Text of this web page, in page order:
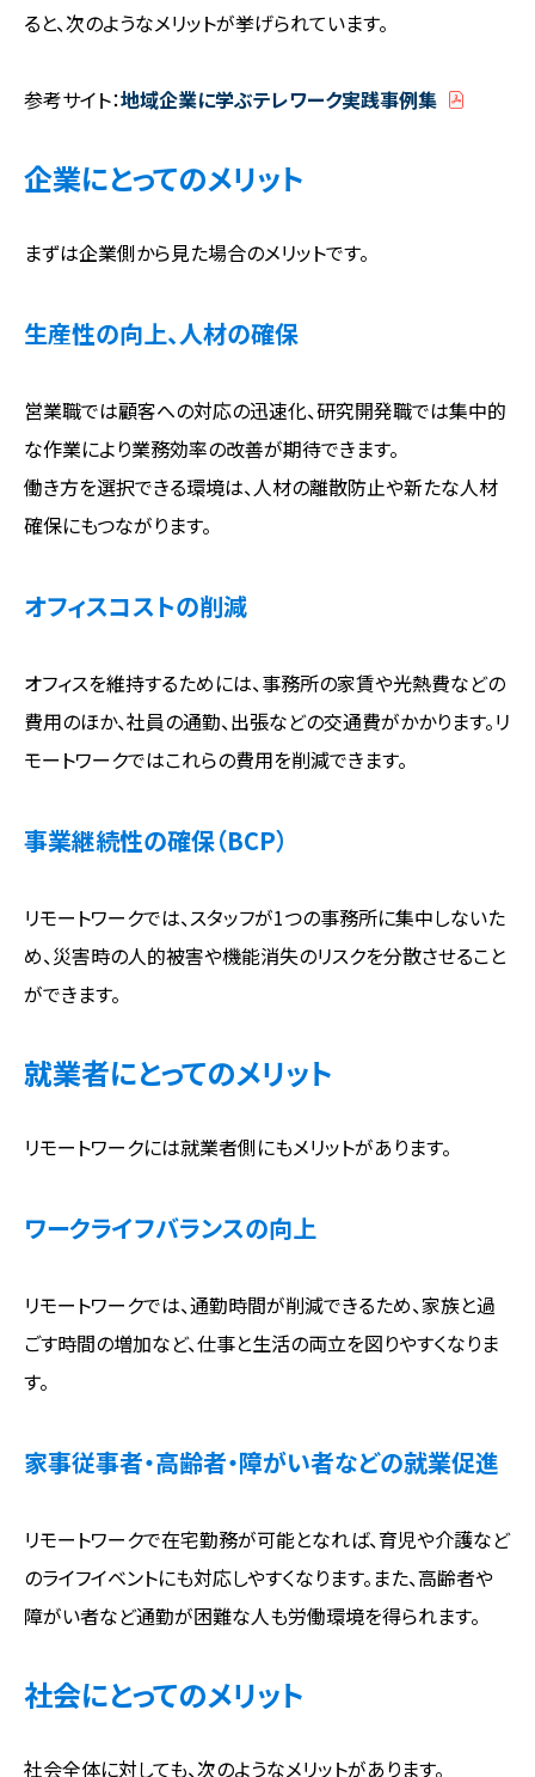
ると、次のようなメリットが挙げられています。
参考サイト：地域企業に学ぶテレワーク実践事例集
企業にとってのメリット
まずは企業側から見た場合のメリットです。
生産性の向上、人材の確保
営業職では顧客への対応の迅速化、研究開発職では集中的
な作業により業務効率の改善が期待できます。
働き方を選択できる環境は、人材の離散防止や新たな人材
確保にもつながります。
オフィスコストの削減
オフィスを維持するためには、事務所の家賃や光熱費などの
費用のほか、社員の通勤、出張などの交通費がかかります。リ
モートワークではこれらの費用を削減できます。
事業継続性の確保（BCP）
リモートワークでは、スタッフが1つの事務所に集中しないた
め、災害時の人的被害や機能消失のリスクを分散させること
ができます。
就業者にとってのメリット
リモートワークには就業者側にもメリットがあります。
ワークライフバランスの向上
リモートワークでは、通勤時間が削減できるため、家族と過
ごす時間の増加など、仕事と生活の両立を図りやすくなりま
す。
家事従事者・高齢者・障がい者などの就業促進
リモートワークで在宅勤務が可能となれば、育児や介護など
のライフイベントにも対応しやすくなります。また、高齢者や
障がい者など通勤が困難な人も労働環境を得られます。
社会にとってのメリット
社会全体に対しても、次のようなメリットがあります。